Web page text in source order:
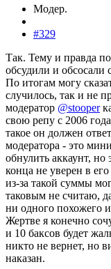
Модер.
#329
Так. Тему и правда
обсудили и обсосали
По итогам могу
случилось, так и не
модератор @stooper
свою репу с 2006
такое он должен
модератора - это
обнулить аккаунт,
конца не уверен в
из-за такой суммы
таковым не считаю,
ни одного похожего
Жертве я конечно
и 10 баксов будет
никто не вернет, но
наказан.